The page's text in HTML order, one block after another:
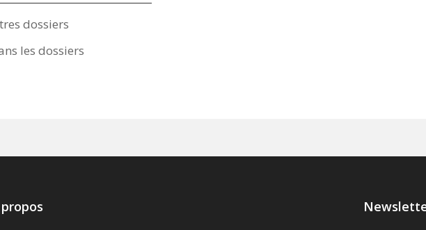
dossiers
les dossiers